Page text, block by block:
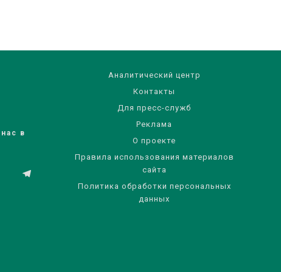
в
Аналитический центр
Контакты
Для пресс-служб
Реклама
О проекте
Правила использования материалов
сайта
Политика обработки персональных
данных